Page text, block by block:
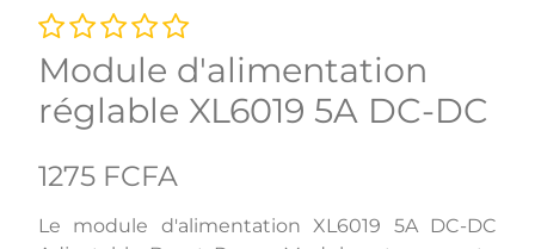
Module d'alimentation
réglable XL6019 5A DC-DC
1275 FCFA
Le module d'alimentation XL6019 5A DC-DC